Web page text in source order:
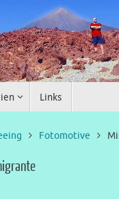
Links
Fotomotive